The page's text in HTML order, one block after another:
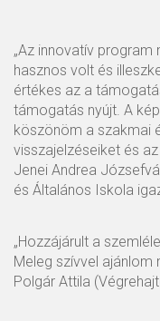
„Az innovatív
hasznos volt és
értékes az a
támogatás nyújt. A
köszönöm a szakmai
visszajelzéseiket és
Jenei Andrea
és Általános Iskola
„Hozzájárult a
Meleg szívvel ajánlom
Polgár Attila